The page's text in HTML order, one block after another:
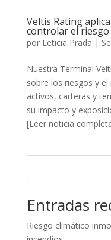
Veltis Rating
controlar el
por Leticia Prada |
Nuestra Terminal
sobre los riesgos y
activos, carteras y
su impacto y
[Leer noticia
Entradas
Riesgo climático